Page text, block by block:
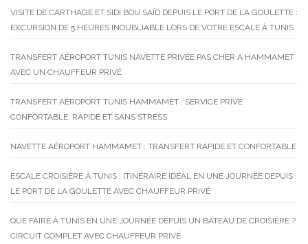
VISITE DE CARTHAGE ET SIDI BOU SAÏD DEPUIS LE PORT DE LA GOULETTE :
EXCURSION DE 5 HEURES INOUBLIABLE LORS DE VOTRE ESCALE À TUNIS
TRANSFERT AÉROPORT TUNIS NAVETTE PRIVÉE PAS CHER A HAMMAMET
AVEC UN CHAUFFEUR PRIVÉ
TRANSFERT AÉROPORT TUNIS HAMMAMET : SERVICE PRIVÉ
CONFORTABLE, RAPIDE ET SANS STRESS
NAVETTE AÉROPORT HAMMAMET : TRANSFERT RAPIDE ET CONFORTABLE
ESCALE CROISIÈRE À TUNIS : ITINÉRAIRE IDÉAL EN UNE JOURNÉE DEPUIS
LE PORT DE LA GOULETTE AVEC CHAUFFEUR PRIVÉ
QUE FAIRE À TUNIS EN UNE JOURNÉE DEPUIS UN BATEAU DE CROISIÈRE ?
CIRCUIT COMPLET AVEC CHAUFFEUR PRIVÉ